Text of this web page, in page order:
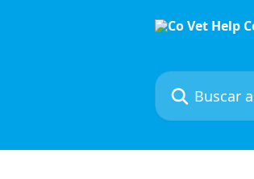
Buscar artículos...